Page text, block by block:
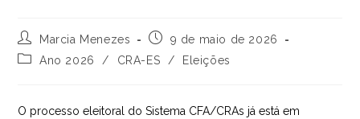
Autor
do
post:
Marcia Menezes
Post9 de maio de 2026
Categoria
Ano 2026 / CRA-ES / Eleições
O processo eleitoral do Sistema CFA/CRAs já está em